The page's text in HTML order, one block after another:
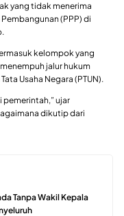
yang tidak menerima
(PPP) di
kelompok yang
jalur hukum
Usaha Negara (PTUN).
pemerintah,” ujar
dikutip dari
Tanpa Wakil Kepala